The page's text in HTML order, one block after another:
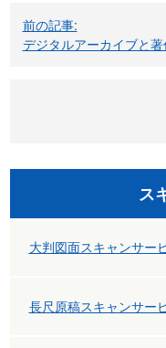
投
稿
ー
ョ
ン
前の記事:
デジタルアーカイブと
ス
大判図面スキャンサー
長尺原稿スキャンサー